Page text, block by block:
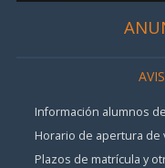
Información alumnos
Horario de apertura de
Plazos de matrícula y